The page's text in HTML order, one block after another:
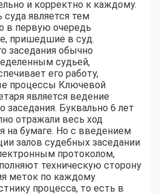
и корректно к каждому.
суда является тем
в первую очередь
пришедшие в суд.
заседания обычно
судьей,
его работу,
процессы Ключевой
является ведение
заседания. Буквально 6 лет
отражали весь ход
на бумаге. Но с введением
залов судебных заседании
протоколом,
техническую сторону
меток по каждому
процесса, то есть в